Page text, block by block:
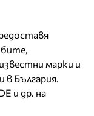
марки и
в България.
и др. на